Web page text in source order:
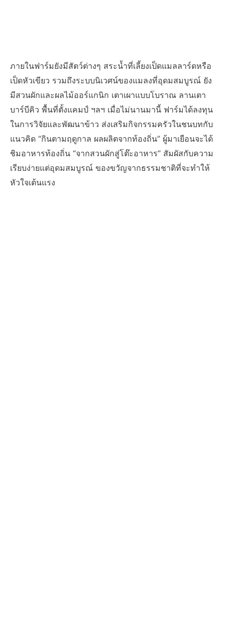
ภายในฟาร์มยังมีสัตว์ต่างๆ สระน้ำที่เลี้ยงเป็ดแมลลาร์ดหรือ
เป็ดหัวเขียว รวมถึงระบบนิเวศน์ของแมลงที่อุดมสมบูรณ์ ยัง
มีสวนผักและผลไม้ออร์แกนิก เตาเผาแบบโบราณ ลานเตา
บาร์บีคิว พื้นที่ตั้งแคมป์ ฯลฯ เมื่อไม่นานมานี้ ฟาร์มได้ลงทุน
ในการวิจัยและพัฒนาข้าว ส่งเสริมกิจกรรมครัวในชนบทกับ
แนวคิด “กินตามฤดูกาล ผลผลิตจากท้องถิ่น” ผู้มาเยือนจะได้
ชิมอาหารท้องถิ่น “จากสวนผักสู่โต๊ะอาหาร” สัมผัสกับความ
เรียบง่ายแต่อุดมสมบูรณ์ ของขวัญจากธรรมชาติที่จะทำให้
หัวใจเต้นแรง